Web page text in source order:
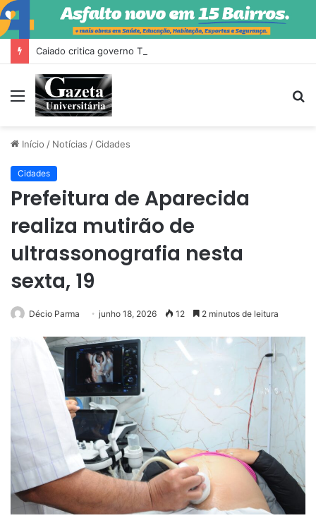
Menu
Início / Notícias /Cidades
Cidades
Prefeitura de Aparecida
realiza mutirão de
ultrassonografia nesta
sexta, 19
Décio Parma junho 18, 2026 12 2 minutos de leitura